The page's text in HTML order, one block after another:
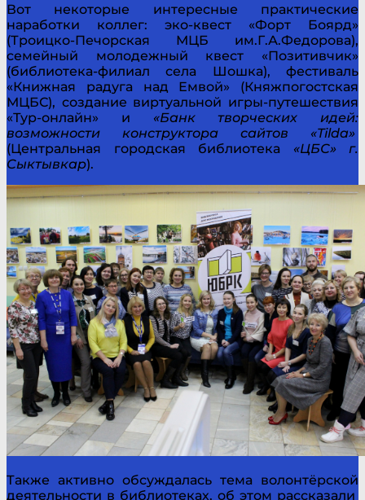
Вот некоторые интересные практические
наработки коллег: эко-квест «Форт Боярд»
(Троицко-Печорская МЦБ им.Г.А.Федорова),
семейный молодежный квест «Позитивчик»
(библиотека-филиал села Шошка), фестиваль
«Книжная радуга над Емвой» (Княжпогостская
МЦБС), создание виртуальной игры-путешествия
«Тур-онлайн» и «Банк творческих идей:
возможности конструктора сайтов «Tilda»
(Центральная городская библиотека «ЦБС» г.
Сыктывкар).
Также активно обсуждалась тема волонтёрской
деятельности в библиотеках, об этом рассказали